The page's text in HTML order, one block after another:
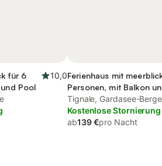
für 6
Pool
10,0Ferienhaus mit
Personen, mit Balkon
Balkon/Terrasse sowie
und Garten
Tignale, Gardasee-Berge
Kostenlose Stornierung
ab139 €pro Nacht